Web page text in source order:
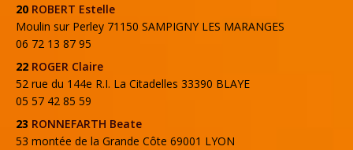
20 ROBERT Estelle
Moulin sur Perley 71150 SAMPIGNY LES MARANGES
06 72 13 87 95
22 ROGER Claire
52 rue du 144e R.I. La Citadelles 33390 BLAYE
05 57 42 85 59
23 RONNEFARTH Beate
53 montée de la Grande Côte 69001 LYON